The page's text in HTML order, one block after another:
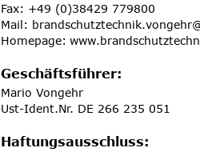
Fax: +49 (0)38429 779800
Mail:
Homepage:
Geschäftsführer:
Mario Vongehr
Ust-Ident.Nr. DE 266 235 051
Haftungsausschluss: